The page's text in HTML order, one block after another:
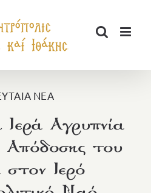
ΝΕΑ
Ιερά Αγρυπνία
Απόδοσης του
Ιερό